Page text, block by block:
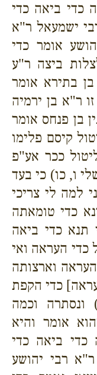
כדי ביאה כדי
ישמעאל ר"א
אומר כדי
ביצה ר"ע
בתירא אומר
ר"א בן ירמיה
בן פנחס אומר
קיסם פלימו
ככר אע"פ
ו, כו) כי בעד
למה לי צריכי
כדי טומאתה
תנא כדי ביאה
כדי העראה ואי
וארצותה
כדי הקפת
ונסתרה וכמה
אומר והיא
כדי ביאה כדי
רבי יהושע